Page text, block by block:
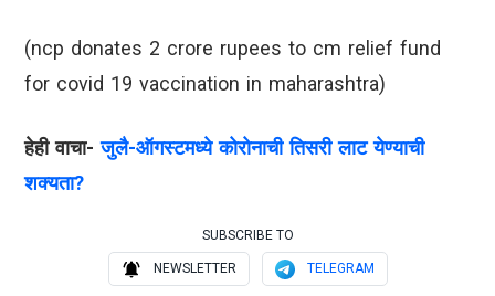
(ncp donates 2 crore rupees to cm relief fund
for covid 19 vaccination in maharashtra)
हेही वाचा-जुलै-ऑगस्टमध्ये कोरोनाची तिसरी लाट येण्याची
शक्यता?
NEWSLETTER TELEGRAM